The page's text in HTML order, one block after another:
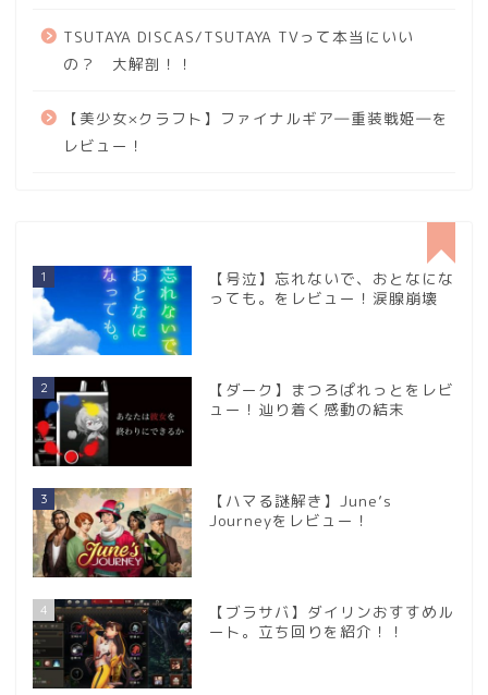
TSUTAYA DISCAS/TSUTAYA TVって本当にいい
の？ 大解剖！！
【美少女×クラフト】ファイナルギア―重装戦姫―を
レビュー！
1
【号泣】忘れないで、おとなにな
っても。をレビュー！涙腺崩壊
2
【ダーク】まつろぱれっとをレビ
ュー！辿り着く感動の結末
3
【ハマる謎解き】June’s
Journeyをレビュー！
4
【ブラサバ】ダイリンおすすめル
ート。立ち回りを紹介！！